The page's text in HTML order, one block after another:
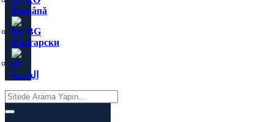
Română
Български
العربية